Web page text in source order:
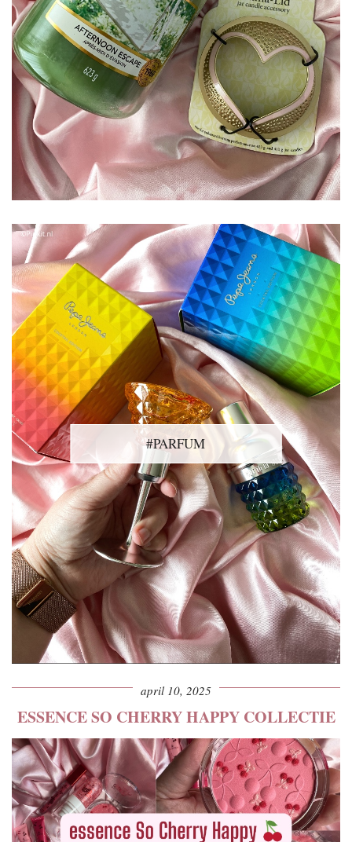
#PARFUM
april 10, 2025
ESSENCE SO CHERRY HAPPY COLLECTIE